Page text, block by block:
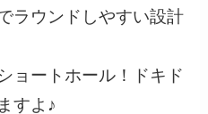
ラウンドしやすい設計
ョートホール！ドキド
すよ♪